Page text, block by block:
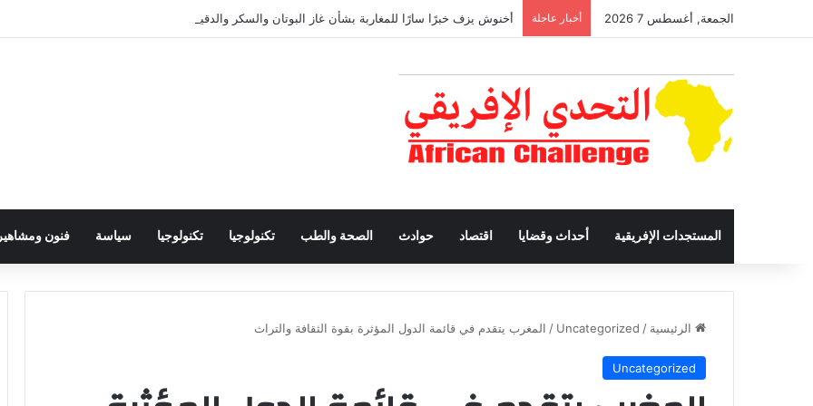
الجمعة, أغسطس 7 2026 أخبار عاجلة أخنوش يزف خبرًا سارًا للمغاربة بشأن غاز البوتان والسكر والدقيق
المستجدات الإفريقية أحداث وقضايا اقتصاد حوادث الصحة والطب تكنولوجيا تكنولوجيا سياسة فنون ومشاهير
الرئيسية /
Uncategorized
/ المغرب يتقدم في قائمة الدول المؤثرة بقوة الثقافة والتراث
Uncategorized